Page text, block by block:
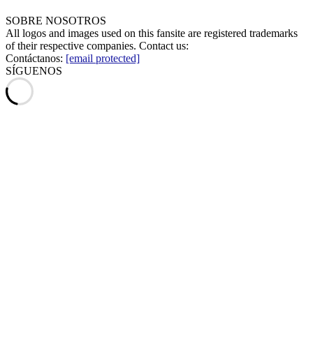
SOBRE NOSOTROS
All logos and images used on this fansite are registered trademarks
of their respective companies. Contact us:
Contáctanos: [email protected]
SÍGUENOS